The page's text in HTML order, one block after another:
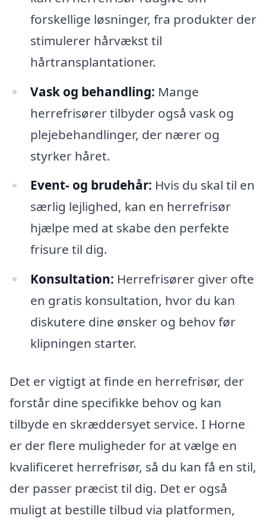
forskellige løsninger, fra produkter der
stimulerer hårvækst til
hårtransplantationer.
Vask og behandling: Mange
herrefrisører tilbyder også vask og
plejebehandlinger, der nærer og
styrker håret.
Event- og brudehår: Hvis du skal til en
særlig lejlighed, kan en herrefrisør
hjælpe med at skabe den perfekte
frisure til dig.
Konsultation: Herrefrisører giver ofte
en gratis konsultation, hvor du kan
diskutere dine ønsker og behov før
klipningen starter.
Det er vigtigt at finde en herrefrisør, der
forstår dine specifikke behov og kan
tilbyde en skræddersyet service. I Horne
er der flere muligheder for at vælge en
kvalificeret herrefrisør, så du kan få en stil,
der passer præcist til dig. Det er også
muligt at bestille tilbud via platformen,